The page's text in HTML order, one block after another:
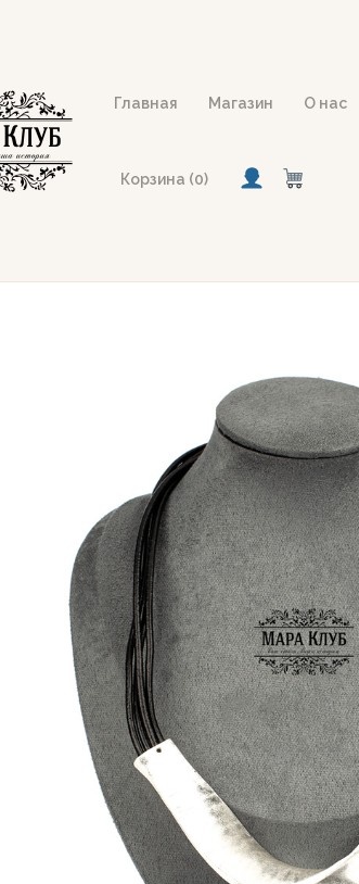
Главная Магазин О нас
Корзина (0)